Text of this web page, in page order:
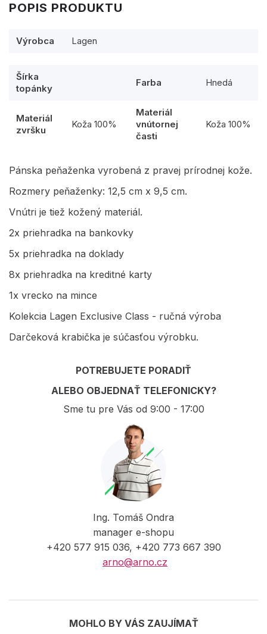
POPIS PRODUKTU
Výrobca Lagen
Šírka
topánky
Farba Hnedá
Materiál
zvršku
Koža 100%
Materiál
vnútornej
časti
Koža 100%
Pánska peňaženka vyrobená z pravej prírodnej kože.
Rozmery peňaženky: 12,5 cm x 9,5 cm.
Vnútri je tiež kožený materiál.
2x priehradka na bankovky
5x priehradka na doklady
8x priehradka na kreditné karty
1x vrecko na mince
Kolekcia Lagen Exclusive Class - ručná výroba
Darčeková krabička je súčasťou výrobku.
POTREBUJETE PORADIŤ
ALEBO OBJEDNAŤ TELEFONICKY?
Sme tu pre Vás od 9:00 - 17:00
Ing. Tomáš Ondra
manager e-shopu
+420 577 915 036, +420 773 667 390
arno@arno.cz
MOHLO BY VÁS ZAUJÍMAŤ